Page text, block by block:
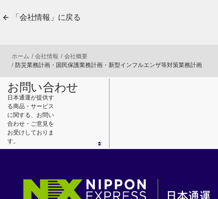
「会社情報」に戻る
ホーム 会社情報
会社概要
防災業務計画・国民保護業務計画・新型インフルエンザ等対策業務計画
お問い合わせ
日本通運が提供す
る商品・サービス
に関する、お問い
合わせ・ご意見を
お受けしておりま
す。